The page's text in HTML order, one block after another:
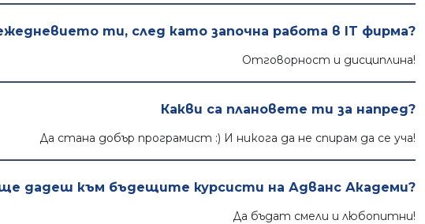
ти, след като започна работа в IT фирма?
Отговорност и дисциплина!
Какви са плановете ти за напред?
Да стана добър програмист :) И никога да не спирам да се уча!
ще дадеш към бъдещите курсисти на Адванс Академи?
Да бъдат смели и любопитни!